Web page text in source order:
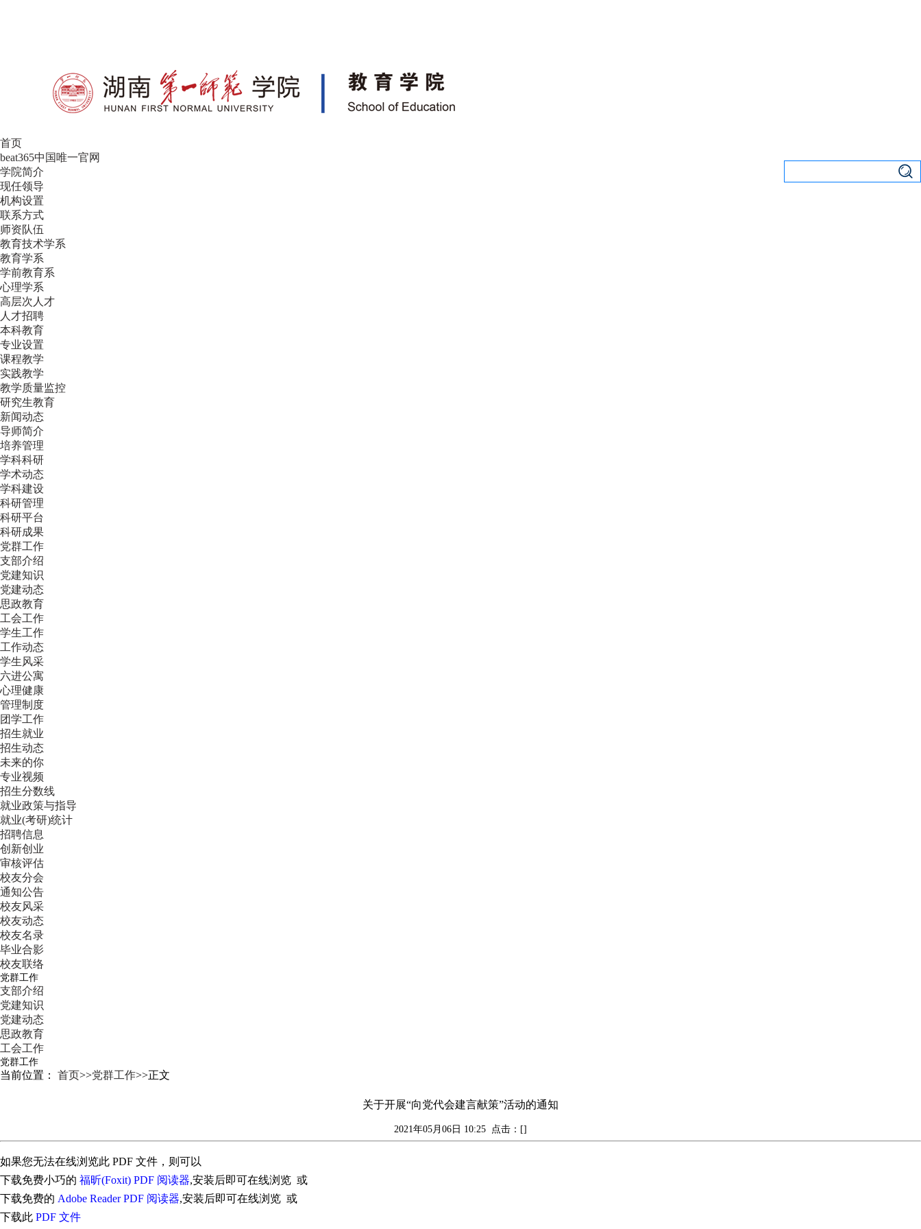
首页
beat365中国唯一官网
学院简介
现任领导
机构设置
联系方式
师资队伍
教育技术学系
教育学系
学前教育系
心理学系
高层次人才
人才招聘
本科教育
专业设置
课程教学
实践教学
教学质量监控
研究生教育
新闻动态
导师简介
培养管理
学科科研
学术动态
学科建设
科研管理
科研平台
科研成果
党群工作
支部介绍
党建知识
党建动态
思政教育
工会工作
学生工作
工作动态
学生风采
六进公寓
心理健康
管理制度
团学工作
招生就业
招生动态
未来的你
专业视频
招生分数线
就业政策与指导
就业(考研)统计
招聘信息
创新创业
审核评估
校友分会
通知公告
校友风采
校友动态
校友名录
毕业合影
校友联络
党群工作
支部介绍
党建知识
党建动态
思政教育
工会工作
党群工作
当前位置： 首页>>党群工作>>正文
关于开展“向党代会建言献策”活动的通知
2021年05月06日 10:25 点击：[]
如果您无法在线浏览此 PDF 文件，则可以
下载免费小巧的 福昕(Foxit) PDF 阅读器,安装后即可在线浏览 或
下载免费的 Adobe Reader PDF 阅读器,安装后即可在线浏览 或
下载此 PDF 文件